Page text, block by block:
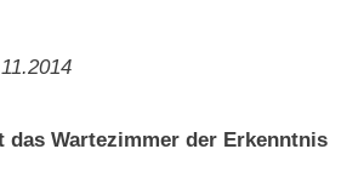
das Wartezimmer der Erkenntnis